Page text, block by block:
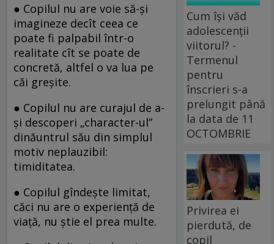
● Copilul nu are voie să-şi
imagineze decît ceea ce
poate fi palpabil într-o
realitate cît se poate de
concretă, altfel o va lua pe
căi greşite.
● Copilul nu are curajul de a-
şi descoperi „character-ul”
dinăuntrul său din simplul
motiv neplauzibil:
timiditatea.
● Copilul gîndeşte limitat,
căci nu are o experienţă de
viaţă, nu ştie el prea multe.
Cum își văd
adolescenții
viitorul? -
Termenul
pentru
înscrieri s-a
prelungit până
la data de 11
OCTOMBRIE
Privirea ei
pierdută, de
copil